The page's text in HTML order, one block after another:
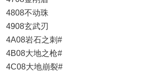
4808不动珠
4908玄武刃
4A08岩石之刺#
4B08大地之枪#
4C08大地崩裂#